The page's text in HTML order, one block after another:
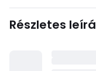
Részletes